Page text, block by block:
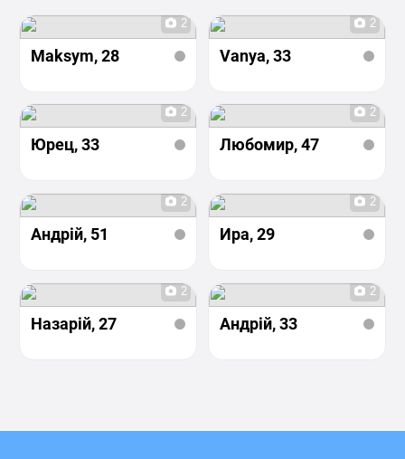
2
Maksym, 28
2
Vanya, 33
2
Юрец, 33
2
Любомир, 47
2
Андрій, 51
2
Ира, 29
2
Назарій, 27
2
Андрій, 33